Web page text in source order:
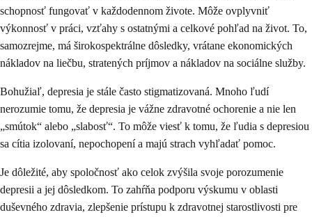
schopnosť fungovať v každodennom živote. Môže ovplyvniť
výkonnosť v práci, vzťahy s ostatnými a celkové pohľad na život. To,
samozrejme, má širokospektrálne dôsledky, vrátane ekonomických
nákladov na liečbu, stratených príjmov a nákladov na sociálne služby.
Bohužiaľ, depresia je stále často stigmatizovaná. Mnoho ľudí
nerozumie tomu, že depresia je vážne zdravotné ochorenie a nie len
„smútok“ alebo „slabosť“. To môže viesť k tomu, že ľudia s depresiou
sa cítia izolovaní, nepochopení a majú strach vyhľadať pomoc.
Je dôležité, aby spoločnosť ako celok zvýšila svoje porozumenie
depresii a jej dôsledkom. To zahŕňa podporu výskumu v oblasti
duševného zdravia, zlepšenie prístupu k zdravotnej starostlivosti pre